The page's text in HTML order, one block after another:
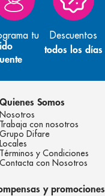
tu Descuentos
todos los días
Quienes Somos
Nosotros
Trabaja con nosotros
Grupo Difare
Locales
Términos y Condiciones
Contacta con Nosotros
y promociones